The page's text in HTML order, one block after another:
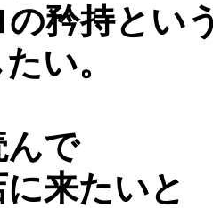
矜持とい
い。
んで
来たいと